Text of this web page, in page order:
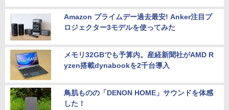
Amazon プライムデー過去最安! Anker注目プ
ロジェクター3モデルを使ってみた
メモリ32GBでも予算内。産経新聞社がAMD R
yzen搭載dynabookを2千台導入
鳥肌ものの「DENON HOME」サウンドを体感
した！